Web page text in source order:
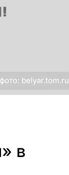
belyar.tom.ru
в